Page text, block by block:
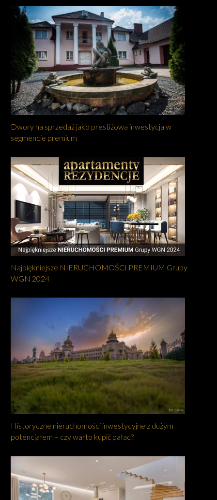
Dwory na sprzedaż jako prestiżowa inwestycja w
segmencie premium
Najpiękniejsze NIERUCHOMOŚCI PREMIUM Grupy
WGN 2024
Historyczne nieruchomości inwestycyjne z dużym
potencjałem – czy warto kupić pałac?